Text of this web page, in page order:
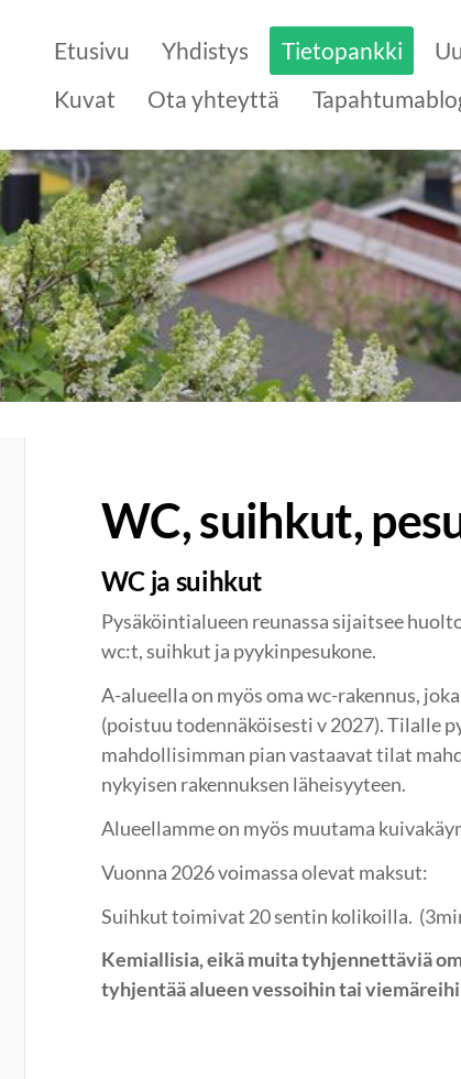
Etusivu Yhdistys Tietopankki
Kuvat
Ota yhteyttä
WC, suihkut,
WC ja suihkut
Pysäköintialueen reunassa sijaitsee
wc:t, suihkut ja pyykinpesukone.
A-alueella on myös oma wc-rakennus,
(poistuu todennäköisesti v 2027). Tilalle
mahdollisimman pian vastaavat tilat
nykyisen rakennuksen läheisyyteen.
Alueellamme on myös muutama
Vuonna 2026 voimassa olevat maksut:
Suihkut toimivat 20 sentin kolikoilla.
Kemiallisia, eikä muita tyhjennettäviä
tyhjentää alueen vessoihin tai